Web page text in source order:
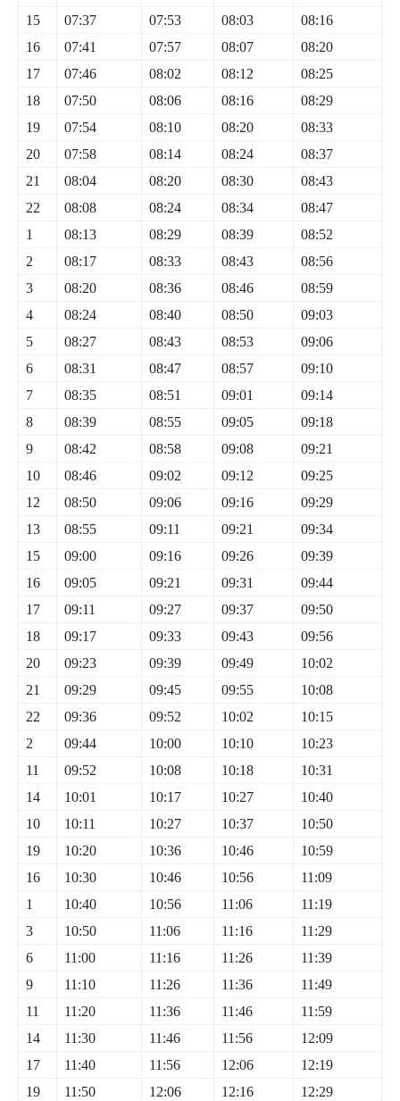
15
07:37 07:53 08:03
08:16
16
07:41 07:57 08:07
08:20
17
07:46 08:02 08:12
08:25
18
07:50 08:06 08:16
08:29
19
07:54 08:10 08:20
08:33
20
07:58 08:14 08:24
08:37
21
08:04 08:20 08:30
08:43
22
08:08 08:24 08:34
08:47
1
08:13 08:29 08:39
08:52
2
08:17 08:33 08:43
08:56
3
08:20 08:36 08:46
08:59
4
08:24 08:40 08:50
09:03
5
08:27 08:43 08:53
09:06
6
08:31 08:47 08:57
09:10
7
08:35 08:51 09:01
09:14
8
08:39 08:55 09:05
09:18
9
08:42 08:58 09:08
09:21
10
08:46 09:02 09:12
09:25
12
08:50 09:06 09:16
09:29
13
08:55 09:11 09:21
09:34
15
09:00 09:16 09:26
09:39
16
09:05 09:21 09:31
09:44
17
09:11 09:27 09:37
09:50
18
09:17 09:33 09:43
09:56
20
09:23 09:39 09:49
10:02
21
09:29 09:45 09:55
10:08
22
09:36 09:52 10:02
10:15
2
09:44 10:00 10:10
10:23
11
09:52 10:08 10:18
10:31
14
10:01 10:17 10:27
10:40
10
10:11 10:27 10:37
10:50
19
10:20 10:36 10:46
10:59
16
10:30 10:46 10:56
11:09
1
10:40 10:56 11:06
11:19
3
10:50 11:06 11:16
11:29
6
11:00 11:16 11:26
11:39
9
11:10 11:26 11:36
11:49
11
11:20 11:36 11:46
11:59
14
11:30 11:46 11:56
12:09
17
11:40 11:56 12:06
12:19
19
11:50 12:06 12:16
12:29